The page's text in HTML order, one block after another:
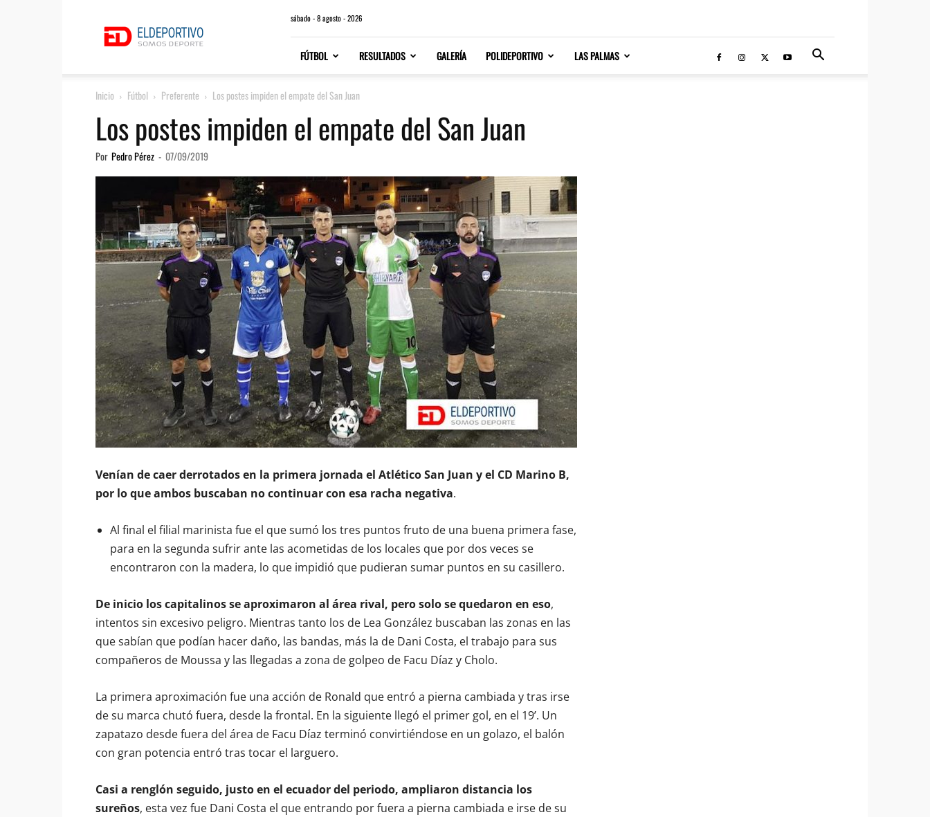
sábado - 8 agosto - 2026
FÚTBOL RESULTADOS GALERÍA POLIDEPORTIVO LAS PALMAS
Inicio Fútbol Preferente Los postes impiden el empate del San Juan
Los postes impiden el empate del San Juan
Por Pedro Pérez - 07/09/2019
Venían de caer derrotados en la primera jornada el Atlético San Juan y el CD Marino B,
por lo que ambos buscaban no continuar con esa racha negativa.
Al final el filial marinista fue el que sumó los tres puntos fruto de una buena primera fase,
para en la segunda sufrir ante las acometidas de los locales que por dos veces se
encontraron con la madera, lo que impidió que pudieran sumar puntos en su casillero.
De inicio los capitalinos se aproximaron al área rival, pero solo se quedaron en eso,
intentos sin excesivo peligro. Mientras tanto los de Lea González buscaban las zonas en las
que sabían que podían hacer daño, las bandas, más la de Dani Costa, el trabajo para sus
compañeros de Moussa y las llegadas a zona de golpeo de Facu Díaz y Cholo.
La primera aproximación fue una acción de Ronald que entró a pierna cambiada y tras irse
de su marca chutó fuera, desde la frontal. En la siguiente llegó el primer gol, en el 19’. Un
zapatazo desde fuera del área de Facu Díaz terminó convirtiéndose en un golazo, el balón
con gran potencia entró tras tocar el larguero.
Casi a renglón seguido, justo en el ecuador del periodo, ampliaron distancia los
sureños, esta vez fue Dani Costa el que entrando por fuera a pierna cambiada e irse de su